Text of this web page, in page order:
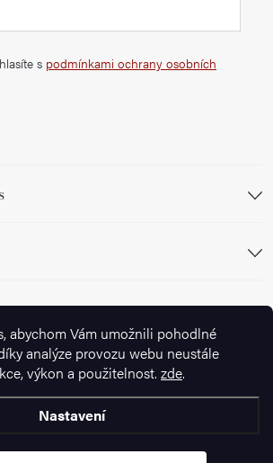
abychom Vám umožnili pohodlné
analýze provozu webu neustále
výkon a použitelnost. zde.
Nastavení
s podmínkami ochrany osobních
Sledujte nás
nastavení cookies